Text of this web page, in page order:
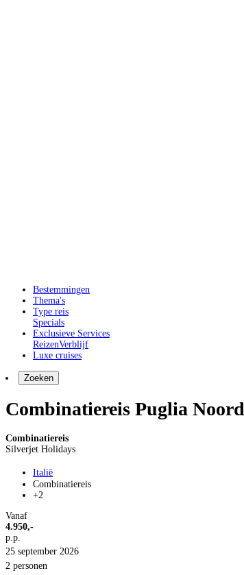
Bestemmingen
Thema's
Type reis
Specials
Exclusieve Services
ReizenVerblijf
Luxe cruises
Zoeken
Combinatiereis Puglia Noord
Combinatiereis
Silverjet Holidays
Italië
Combinatiereis
+2
Vanaf
4.950,-
p.p.
25 september 2026
2 personen